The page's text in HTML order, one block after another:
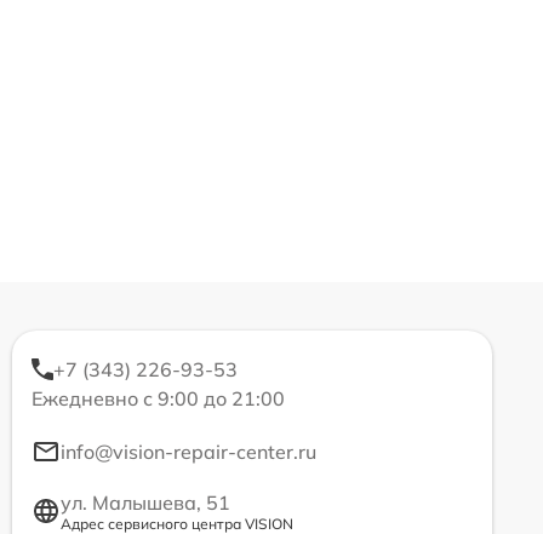
+7 (343) 226-93-53
Ежедневно с 9:00 до 21:00
info@vision-repair-center.ru
ул. Малышева, 51
Адрес сервисного центра VISION